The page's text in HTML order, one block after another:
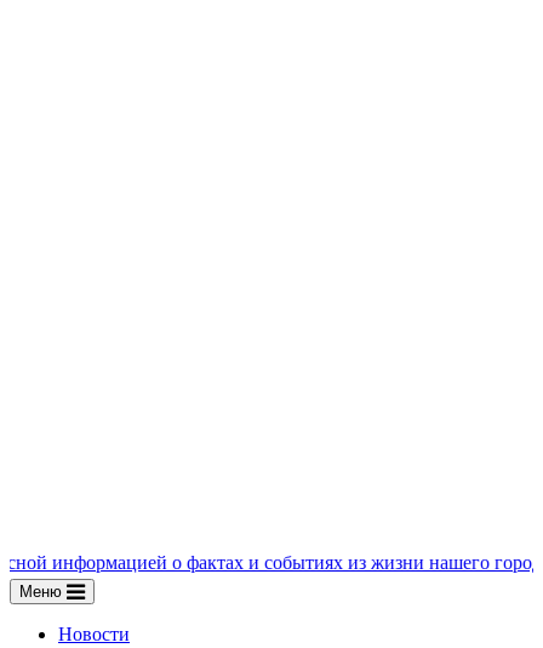
о фактах и событиях из жизни нашего города, пишите
Меню
Новости